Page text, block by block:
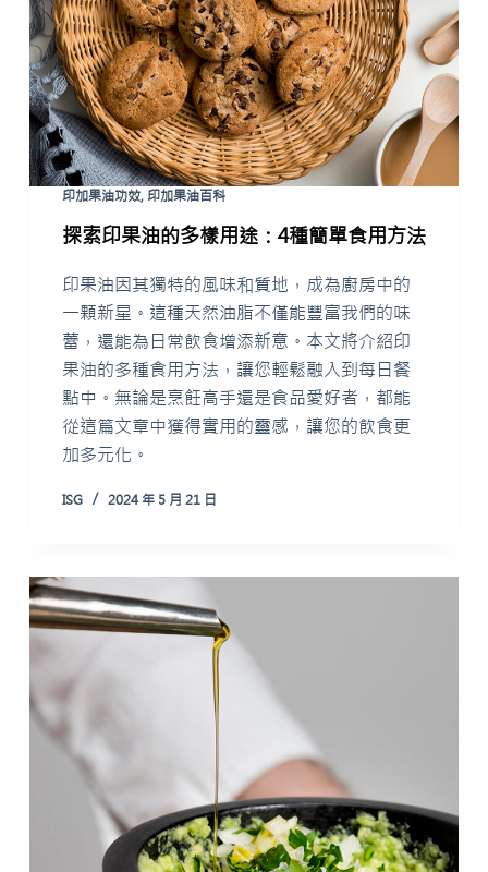
印加果油功效, 印加果油百科
探索印果油的多樣用途：4種簡單食用方法
印果油因其獨特的風味和質地，成為廚房中的
一顆新星。這種天然油脂不僅能豐富我們的味
蕾，還能為日常飲食增添新意。本文將介紹印
果油的多種食用方法，讓您輕鬆融入到每日餐
點中。無論是烹飪高手還是食品愛好者，都能
從這篇文章中獲得實用的靈感，讓您的飲食更
加多元化。
ISG 2024 年 5 月 21 日